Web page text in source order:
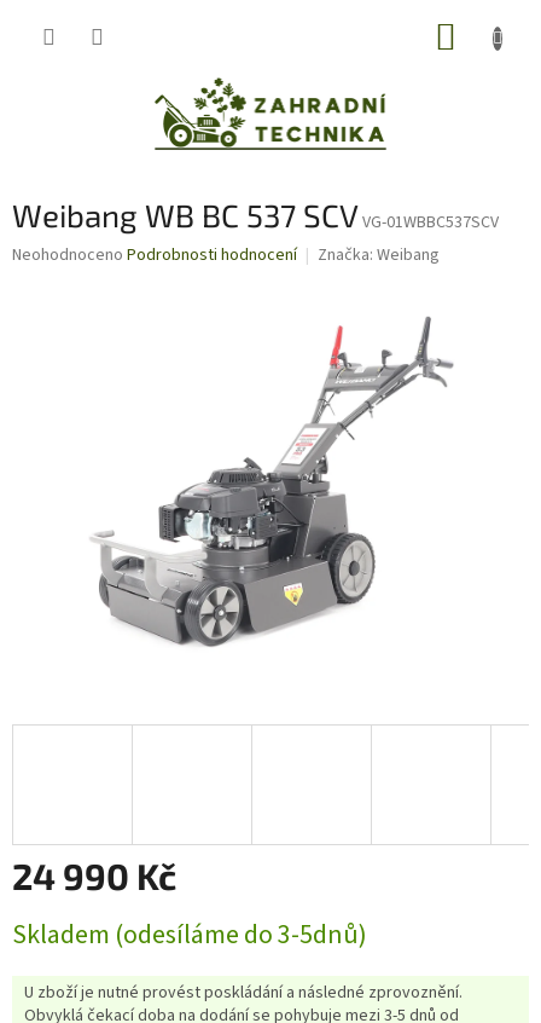
Weibang WB BC 537 SCVVG-01WBBC537SCV
Průměrné
Neohodnoceno Podrobnosti hodnocení Značka: Weibang
24 990 Kč
cena:
Skladem (odesíláme do 3-5dnů)
U zboží je nutné provést poskládání a následné zprovoznění.
Obvyklá čekací doba na dodání se pohybuje mezi 3-5 dnů od